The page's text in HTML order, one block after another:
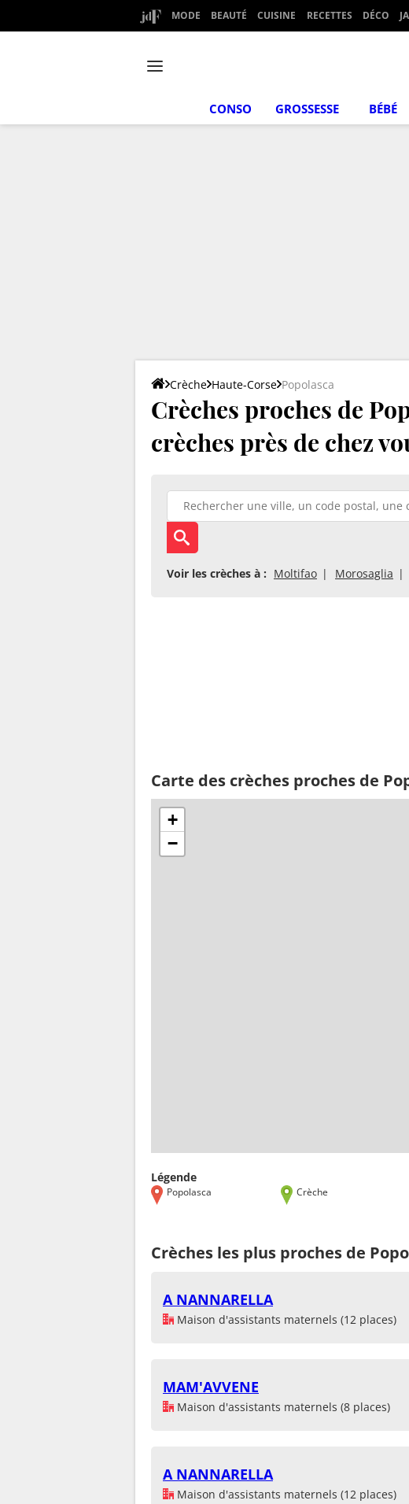
MODE BEAUTÉ CUISINE RECETTES DÉCO
CONSO GROSSESSE BÉBÉ
Crèche Haute-Corse Popolasca
Crèches proches de
crèches près de chez
Voir les crèches à : Moltifao Morosaglia
Carte des crèches proches de
+
−
Légende
Popolasca Crèche
Crèches les plus proches de
A NANNARELLA
Maison d'assistants maternels (12 places)
MAM'AVVENE
Maison d'assistants maternels (8 places)
A NANNARELLA
Maison d'assistants maternels (12 places)